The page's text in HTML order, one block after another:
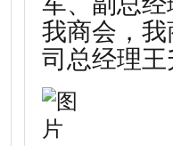
我商会，
司总经理